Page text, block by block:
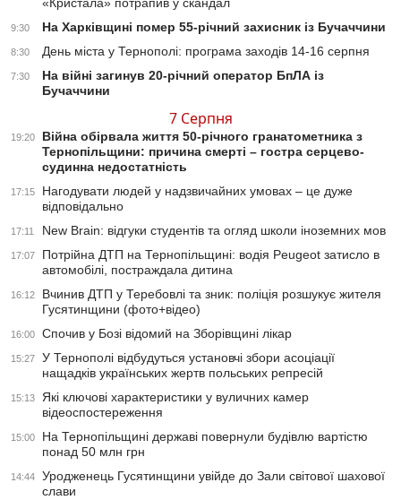
9:30 На Харківщині помер 55-річний захисник із Бучаччини
8:30 День міста у Тернополі: програма заходів 14-16 серпня
7:30
На війні загинув 20-річний оператор БпЛА із
Бучаччини
7 Серпня
19:20
Війна обірвала життя 50-річного гранатометника з
Тернопільщини: причина смерті – гостра серцево-
судинна недостатність
17:15
Нагодувати людей у надзвичайних умовах – це дуже
відповідально
17:11 New Brain: відгуки студентів та огляд школи іноземних мов
17:07
Потрійна ДТП на Тернопільщині: водія Peugeot затисло в
автомобілі, постраждала дитина
16:12
Вчинив ДТП у Теребовлі та зник: поліція розшукує жителя
Гусятинщини (фото+відео)
16:00 Спочив у Бозі відомий на Зборівщині лікар
15:27
У Тернополі відбудуться установчі збори асоціації
нащадків українських жертв польських репресій
15:13
Які ключові характеристики у вуличних камер
відеоспостереження
15:00
На Тернопільщині державі повернули будівлю вартістю
понад 50 млн грн
14:44
Уродженець Гусятинщини увійде до Зали світової шахової
слави